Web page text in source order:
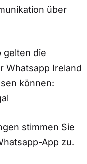
über
gelten die
Whatsapp Ireland
können:
stimmen Sie
App zu.